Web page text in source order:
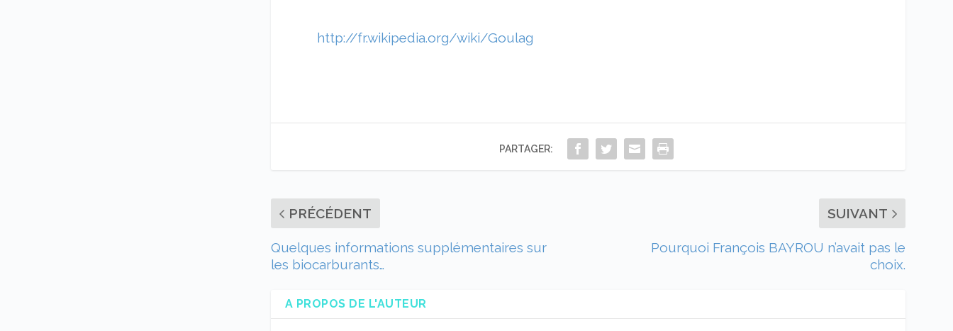
http://fr.wikipedia.org/wiki/Goulag
PARTAGER:
PRÉCÉDENT
Quelques informations supplémentaires sur
les biocarburants…
SUIVANT
Pourquoi François BAYROU n’avait pas le
choix.
A PROPOS DE L'AUTEUR